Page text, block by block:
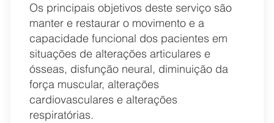
Os principais objetivos deste serviço são
manter e restaurar o movimento e a
capacidade funcional dos pacientes em
situações de alterações articulares e
ósseas, disfunção neural, diminuição da
força muscular, alterações
cardiovasculares e alterações
respiratórias.